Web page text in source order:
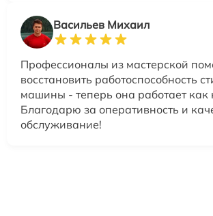
Васильев Михаил
Профессионалы из мастерской
восстановить работоспособность
машины - теперь она работает как
Благодарю за оперативность и
обслуживание!